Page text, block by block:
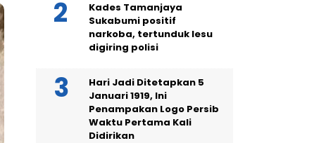
Kades Tamanjaya
Sukabumi positif
narkoba, tertunduk lesu
digiring polisi
Hari Jadi Ditetapkan 5
Januari 1919, Ini
Penampakan Logo Persib
Waktu Pertama Kali
Didirikan